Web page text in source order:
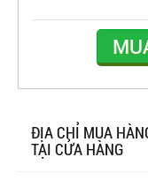
ĐỊA CHỈ MUA
TẠI CỬA HÀNG